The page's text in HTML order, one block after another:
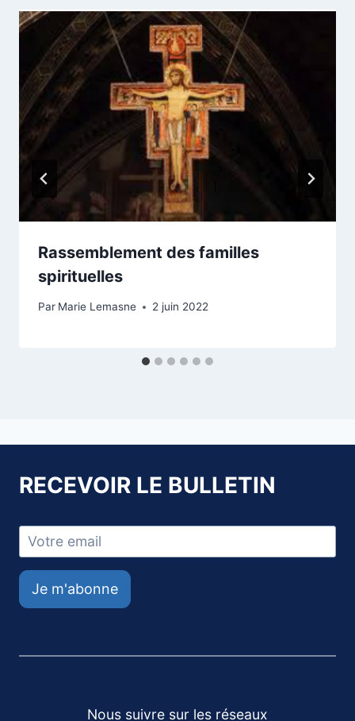
Rassemblement des familles
spirituelles
Par Marie Lemasne 2 juin 2022
RECEVOIR LE BULLETIN
Je m'abonne
Nous suivre sur les réseaux